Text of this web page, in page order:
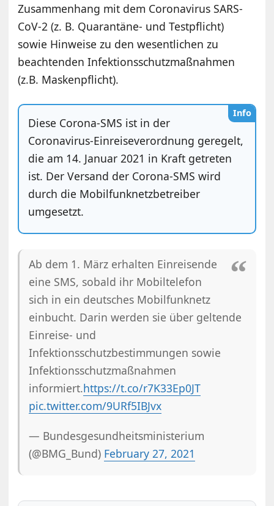
Zusammenhang mit dem Coronavirus SARS-
CoV-2 (z. B. Quarantäne- und Testpflicht)
sowie Hinweise zu den wesentlichen zu
beachtenden Infektionsschutzmaßnahmen
(z.B. Maskenpflicht).
Info
Diese Corona-SMS ist in der
Coronavirus-Einreiseverordnung geregelt,
die am 14. Januar 2021 in Kraft getreten
ist. Der Versand der Corona-SMS wird
durch die Mobilfunknetzbetreiber
umgesetzt.
Ab dem 1. März erhalten Einreisende
eine SMS, sobald ihr Mobiltelefon
sich in ein deutsches Mobilfunknetz
einbucht. Darin werden sie über geltende
Einreise- und
Infektionsschutzbestimmungen sowie
Infektionsschutzmaßnahmen
informiert.https://t.co/r7K33Ep0JT
pic.twitter.com/9URf5IBJvx
— Bundesgesundheitsministerium
(@BMG_Bund) February 27, 2021